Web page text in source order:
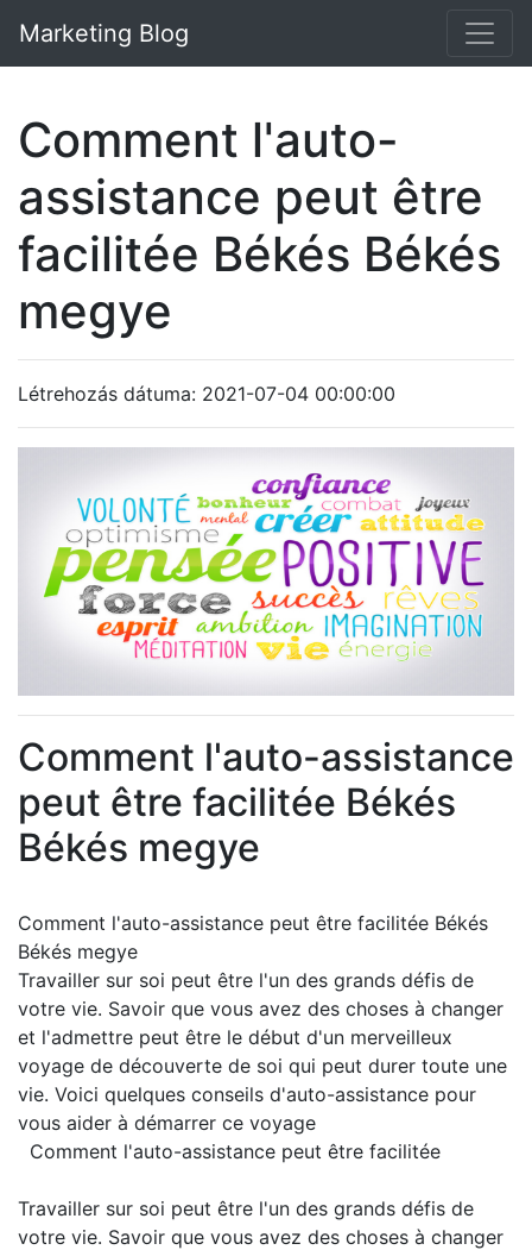
Marketing Blog
Comment l'auto-
assistance peut être
facilitée Békés Békés
megye
Létrehozás dátuma: 2021-07-04 00:00:00
Comment l'auto-assistance
peut être facilitée Békés
Békés megye
Comment l'auto-assistance peut être facilitée Békés
Békés megye
Travailler sur soi peut être l'un des grands défis de
votre vie. Savoir que vous avez des choses à changer
et l'admettre peut être le début d'un merveilleux
voyage de découverte de soi qui peut durer toute une
vie. Voici quelques conseils d'auto-assistance pour
vous aider à démarrer ce voyage
Comment l'auto-assistance peut être facilitée
Travailler sur soi peut être l'un des grands défis de
votre vie. Savoir que vous avez des choses à changer